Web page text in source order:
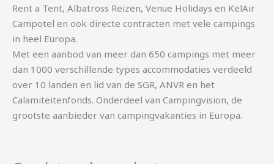
Rent a Tent, Albatross Reizen, Venue Holidays en KelAir
Campotel en ook directe contracten met vele campings
in heel Europa.
Met een aanbod van meer dan 650 campings met meer
dan 1000 verschillende types accommodaties verdeeld
over 10 landen en lid van de SGR, ANVR en het
Calamiteitenfonds. Onderdeel van Campingvision, de
grootste aanbieder van campingvakanties in Europa.